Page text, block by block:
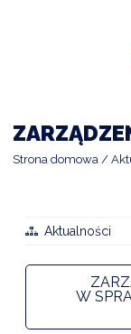
Strona domowa
Aktualności
W